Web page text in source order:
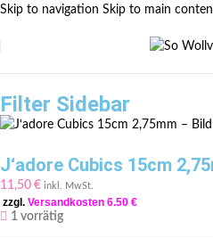
Skip to navigation Skip to main
Filter Sidebar
J‘adore Cubics 15cm
11,50 € inkl. MwSt.
zzgl. Versandkosten 6.50 €
1 vorrätig